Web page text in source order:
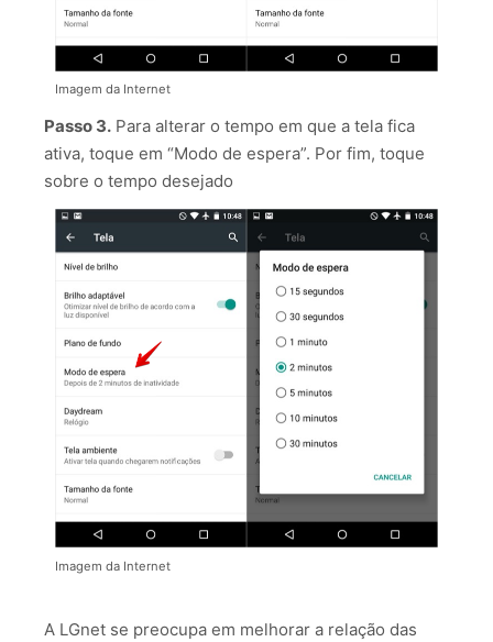
Imagem da Internet
Passo 3. Para alterar o tempo em que a tela fica
ativa, toque em “Modo de espera”. Por fim, toque
sobre o tempo desejado
Imagem da Internet
A LGnet se preocupa em melhorar a relação das